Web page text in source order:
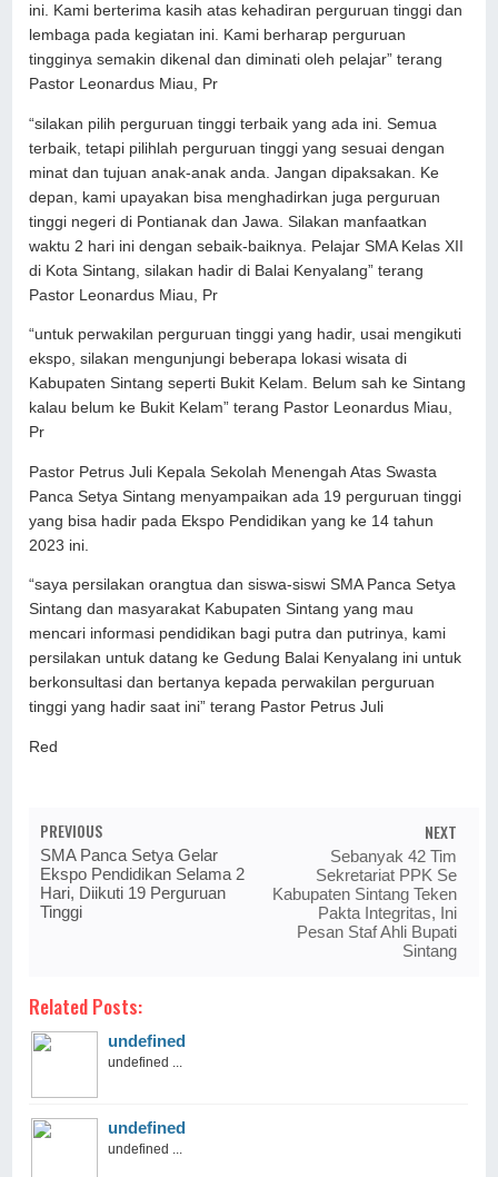
ini. Kami berterima kasih atas kehadiran perguruan tinggi dan
lembaga pada kegiatan ini. Kami berharap perguruan
tingginya semakin dikenal dan diminati oleh pelajar” terang
Pastor Leonardus Miau, Pr
“silakan pilih perguruan tinggi terbaik yang ada ini. Semua
terbaik, tetapi pilihlah perguruan tinggi yang sesuai dengan
minat dan tujuan anak-anak anda. Jangan dipaksakan. Ke
depan, kami upayakan bisa menghadirkan juga perguruan
tinggi negeri di Pontianak dan Jawa. Silakan manfaatkan
waktu 2 hari ini dengan sebaik-baiknya. Pelajar SMA Kelas XII
di Kota Sintang, silakan hadir di Balai Kenyalang” terang
Pastor Leonardus Miau, Pr
“untuk perwakilan perguruan tinggi yang hadir, usai mengikuti
ekspo, silakan mengunjungi beberapa lokasi wisata di
Kabupaten Sintang seperti Bukit Kelam. Belum sah ke Sintang
kalau belum ke Bukit Kelam” terang Pastor Leonardus Miau,
Pr
Pastor Petrus Juli Kepala Sekolah Menengah Atas Swasta
Panca Setya Sintang menyampaikan ada 19 perguruan tinggi
yang bisa hadir pada Ekspo Pendidikan yang ke 14 tahun
2023 ini.
“saya persilakan orangtua dan siswa-siswi SMA Panca Setya
Sintang dan masyarakat Kabupaten Sintang yang mau
mencari informasi pendidikan bagi putra dan putrinya, kami
persilakan untuk datang ke Gedung Balai Kenyalang ini untuk
berkonsultasi dan bertanya kepada perwakilan perguruan
tinggi yang hadir saat ini” terang Pastor Petrus Juli
Red
PREVIOUS
SMA Panca Setya Gelar
Ekspo Pendidikan Selama 2
Hari, Diikuti 19 Perguruan
Tinggi
NEXT
Sebanyak 42 Tim
Sekretariat PPK Se
Kabupaten Sintang Teken
Pakta Integritas, Ini
Pesan Staf Ahli Bupati
Sintang
Related Posts:
undefined
undefined ...
undefined
undefined ...